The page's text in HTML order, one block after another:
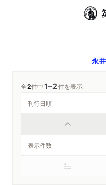
永
全2件中1─2件を表示